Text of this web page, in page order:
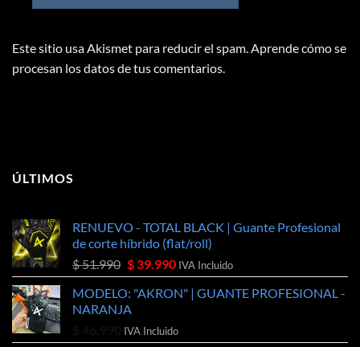
Este sitio usa Akismet para reducir el spam.Aprende cómo se
procesan los datos de tus comentarios.
ÚLTIMOS
RENUEVO - TOTAL BLACK | Guante Profesional
de corte híbrido (flat/roll)
$51.990 El
precio
original
era:
$ 51.990.
$39.990El
precio
actual
$ 39.990.
IVA Incluido
MODELO: "AKRON" | GUANTE PROFESIONAL -
NARANJA
IVA Incluido